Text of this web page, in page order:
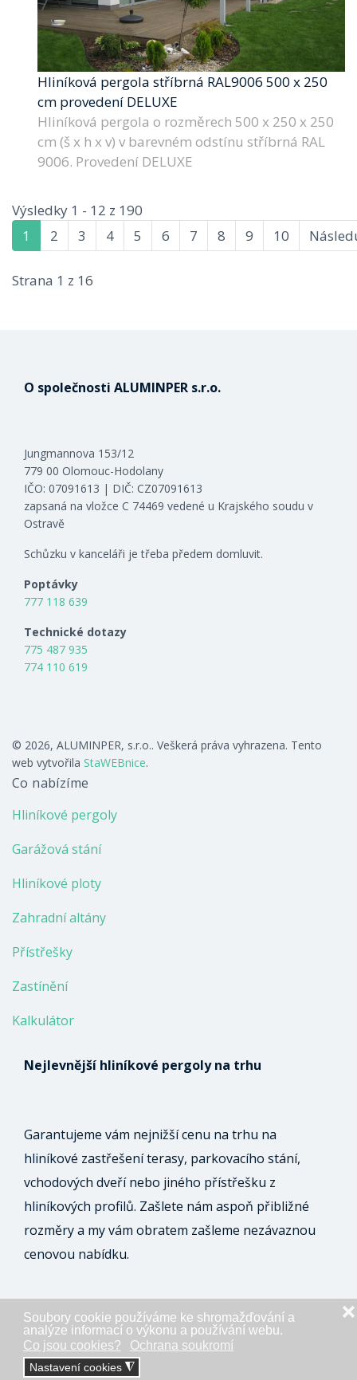
Soubory cookie používáme ke shromažďování a
analýze informací o výkonu a používání webu.
Co jsou cookies?
Ochrana soukromí
Nastavení cookies ◮
❌
Hliníková pergola stříbrná RAL9006 500 x 250
cm provedení DELUXE
Hliníková pergola o rozměrech 500 x 250 x 250
cm (š x h x v) v barevném odstínu stříbrná RAL
9006. Provedení DELUXE
Výsledky 1 - 12 z 190
1
2 3 4 5 6 7 8 9 10
Strana 1 z 16
O společnosti ALUMINPER s.r.o.
Jungmannova 153/12
779 00 Olomouc-Hodolany
IČO: 07091613 | DIČ: CZ07091613
zapsaná na vložce C 74469 vedené u Krajského soudu v
Ostravě
Schůzku v kanceláři je třeba předem domluvit.
Poptávky
777 118 639
Technické dotazy
775 487 935
774 110 619
© 2026, ALUMINPER, s.r.o.. Veškerá práva vyhrazena. Tento
web vytvořila StaWEBnice.
Co nabízíme
Hliníkové pergoly
Garážová stání
Hliníkové ploty
Zahradní altány
Přístřešky
Zastínění
Kalkulátor
Nejlevnější hliníkové pergoly na trhu
Garantujeme vám nejnižší cenu na trhu na
hliníkové zastřešení terasy, parkovacího stání,
vchodových dveří nebo jiného přístřešku z
hliníkových profilů. Zašlete nám aspoň přibližné
rozměry a my vám obratem zašleme nezávaznou
cenovou nabídku.
ODESLAT NEZÁVAZNOU POPTÁVKU